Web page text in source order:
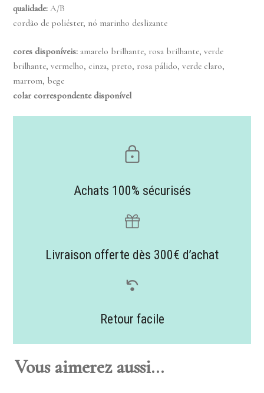
qualidade: A/B
cordão de poliéster, nó marinho deslizante
cores disponíveis: amarelo brilhante, rosa brilhante, verde
brilhante, vermelho, cinza, preto, rosa pálido, verde claro,
marrom, bege
colar correspondente disponível
Achats 100% sécurisés
Livraison offerte dès 300€ d’achat
Retour facile
Vous aimerez aussi...